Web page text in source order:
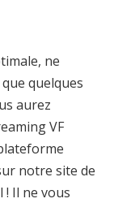
ne
que quelques
aurez
VF
notre site de
! Il ne vous